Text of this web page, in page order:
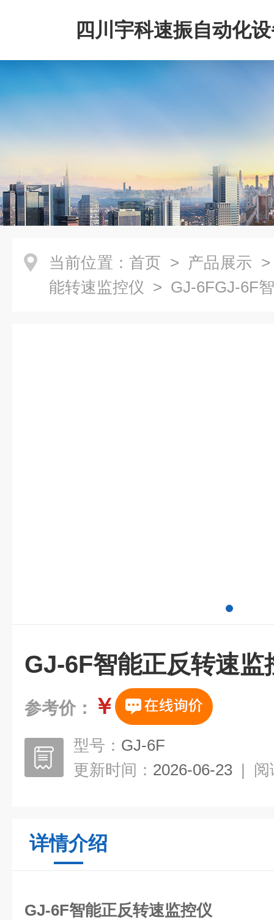
四川宇科速振自动化
公司
当前位置： 首页 > 产品展示
能转速监控仪 > GJ-6FGJ-6F
GJ-6F智能正反转速监
参考价： ￥
型号： GJ-6F
更新时间： 2026-06-23 | 阅
详情介绍
GJ-6F智能正反转速监控仪